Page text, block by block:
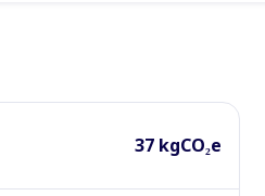
37 kgCO₂e